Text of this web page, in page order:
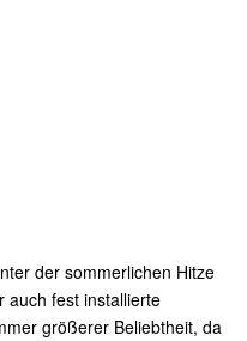
der sommerlichen Hitze
auch fest installierte
größerer Beliebtheit, da